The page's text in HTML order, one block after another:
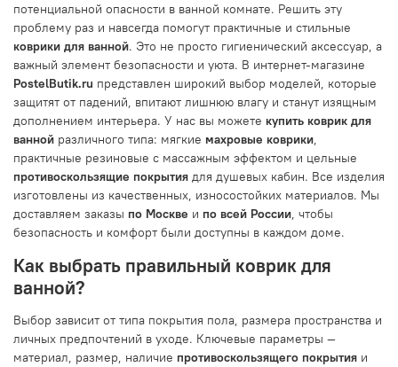
потенциальной опасности в ванной комнате. Решить эту
проблему раз и навсегда помогут практичные и стильные
коврики для ванной. Это не просто гигиенический аксессуар, а
важный элемент безопасности и уюта. В интернет-магазине
PostelButik.ru представлен широкий выбор моделей, которые
защитят от падений, впитают лишнюю влагу и станут изящным
дополнением интерьера. У нас вы можете купить коврик для
ванной различного типа: мягкие махровые коврики,
практичные резиновые с массажным эффектом и цельные
противоскользящие покрытия для душевых кабин. Все изделия
изготовлены из качественных, износостойких материалов. Мы
доставляем заказы по Москве и по всей России, чтобы
безопасность и комфорт были доступны в каждом доме.
Как выбрать правильный коврик для
ванной?
Выбор зависит от типа покрытия пола, размера пространства и
личных предпочтений в уходе. Ключевые параметры —
материал, размер, наличие противоскользящего покрытия и